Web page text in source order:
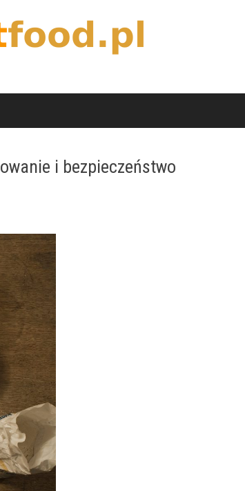
i bezpieczeństwo